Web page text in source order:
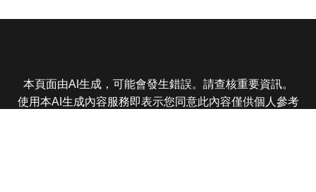
本頁面由AI生成，可能會發生錯誤。請查核重要資訊。
使用本AI生成內容服務即表示您同意此內容僅供個人參考